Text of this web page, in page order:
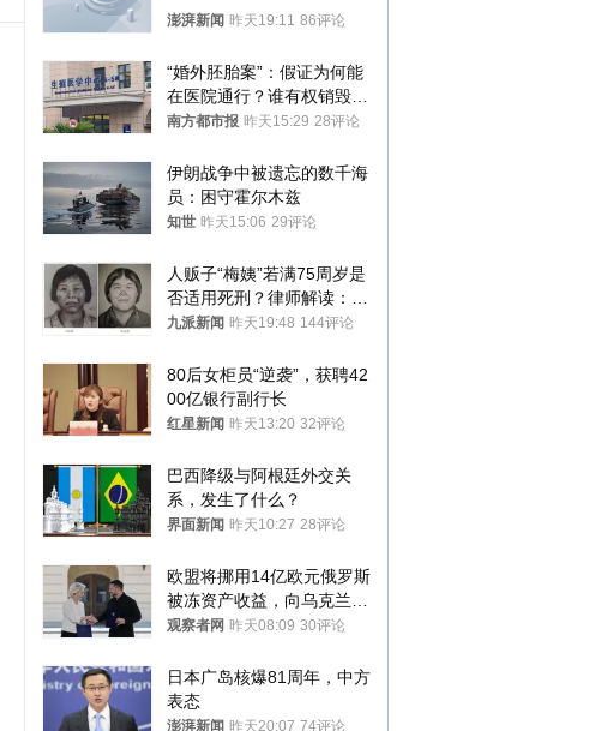
澎湃新闻 昨天19:11 86评论
“婚外胚胎案”：假证为何能
在医院通行？谁有权销毁胚
胎？
南方都市报 昨天15:29 28评论
伊朗战争中被遗忘的数千海
员：困守霍尔木兹
知世 昨天15:06 29评论
人贩子“梅姨”若满75周岁是
否适用死刑？律师解读：很
大概率不会被判处死刑
九派新闻 昨天19:48 144评论
80后女柜员“逆袭”，获聘42
00亿银行副行长
红星新闻 昨天13:20 32评论
巴西降级与阿根廷外交关
系，发生了什么？
界面新闻 昨天10:27 28评论
欧盟将挪用14亿欧元俄罗斯
被冻资产收益，向乌克兰提
供援助
观察者网 昨天08:09 30评论
日本广岛核爆81周年，中方
表态
澎湃新闻 昨天20:07 74评论